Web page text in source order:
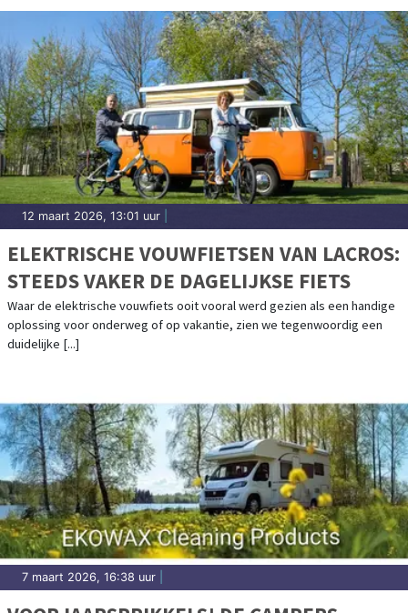
12 maart 2026, 13:01 uur
ELEKTRISCHE VOUWFIETSEN VAN LACROS:
STEEDS VAKER DE DAGELIJKSE FIETS
Waar de elektrische vouwfiets ooit vooral werd gezien als een handige
oplossing voor onderweg of op vakantie, zien we tegenwoordig een
duidelijke [...]
7 maart 2026, 16:38 uur